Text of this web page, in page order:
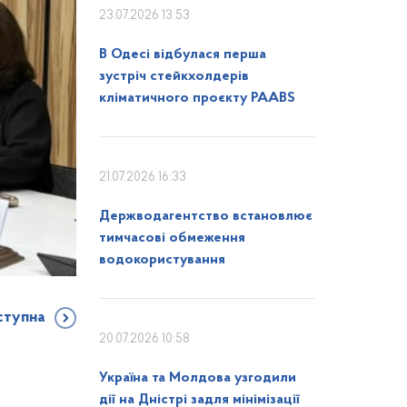
23.07.2026 13:53
В Одесі відбулася перша
зустріч стейкхолдерів
кліматичного проєкту PAABS
21.07.2026 16:33
Держводагентство встановлює
тимчасові обмеження
водокористування
20.07.2026 10:58
Україна та Молдова узгодили
дії на Дністрі задля мінімізації